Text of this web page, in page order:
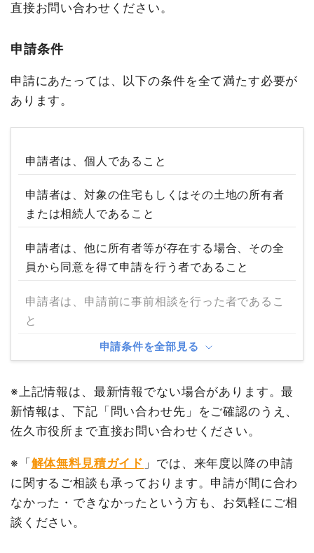
直接お問い合わせください。
申請条件
申請にあたっては、以下の条件を全て満たす必要が
あります。
申請者は、個人であること
申請者は、対象の住宅もしくはその土地の所有者
または相続人であること
申請者は、他に所有者等が存在する場合、その全
員から同意を得て申請を行う者であること
申請者は、申請前に事前相談を行った者であるこ
と
申請条件を全部見る
※上記情報は、最新情報でない場合があります。最
新情報は、下記「問い合わせ先」をご確認のうえ、
佐久市役所まで直接お問い合わせください。
※「解体無料見積ガイド 」では、来年度以降の申請
に関するご相談も承っております。申請が間に合わ
なかった・できなかったという方も、お気軽にご相
談ください。